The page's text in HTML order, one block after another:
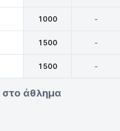
1000 -
1500 -
1500 -
στο άθλημα